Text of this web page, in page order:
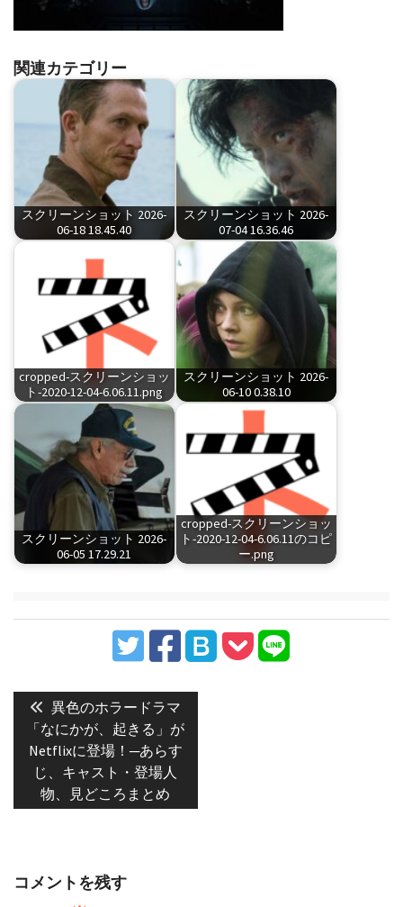
関連カテゴリー
スクリーンショット 2026-
06-18 18.45.40
スクリーンショット 2026-
07-04 16.36.46
cropped-スクリーンショッ
ト-2020-12-04-6.06.11.png
スクリーンショット 2026-
06-10 0.38.10
スクリーンショット 2026-
06-05 17.29.21
cropped-スクリーンショッ
ト-2020-12-04-6.06.11のコピ
ー.png
ビ
Previous
post:
異色のホラードラマ
「なにかが、起きる」が
Netflixに登場！─あらす
じ、キャスト・登場人
物、見どころまとめ
コメントを残す